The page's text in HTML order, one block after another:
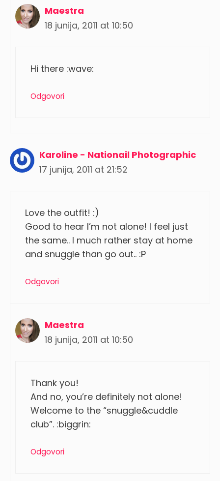
Maestra
18 junija, 2011 at 10:50
Hi there :wave:
Odgovori
Karoline - Nationail Photographic
17 junija, 2011 at 21:52
Love the outfit! :)
Good to hear I’m not alone! I feel just
the same.. I much rather stay at home
and snuggle than go out.. :P
Odgovori
Maestra
18 junija, 2011 at 10:50
Thank you!
And no, you’re definitely not alone!
Welcome to the “snuggle&cuddle
club”. :biggrin:
Odgovori